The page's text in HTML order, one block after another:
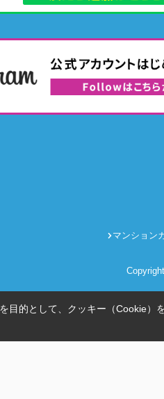
マンション
目的として、クッキー（Cookie）